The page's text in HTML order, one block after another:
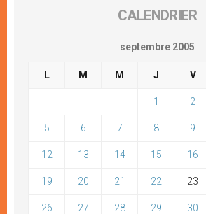
CALENDRIER
septembre 2005
L M M J V
1 2
5 6 7 8 9
12 13 14 15 16
19 20 21 22 23
26 27 28 29 30